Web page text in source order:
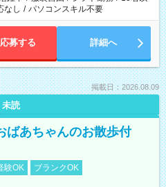
なし / パソコンスキル不要
応募する 詳細へ
掲載日：2026.08.09
未読
ばあちゃんのお散歩付
験OK
ブランクOK